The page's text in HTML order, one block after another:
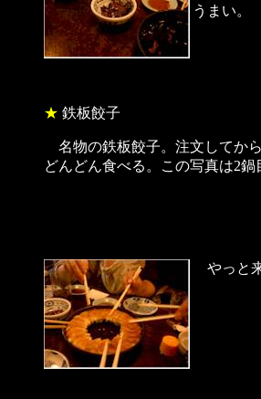
うまい。
★ 鉄板餃子
名物の鉄板餃子。注文してか
どんどん食べる。この写真は2鍋
やっと